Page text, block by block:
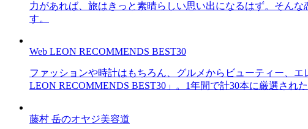
力があれば、旅はきっと素晴らしい思い出になるはず。そん
す。
Web LEON RECOMMENDS BEST30
ファッションや時計はもちろん、グルメからビューティー、
LEON RECOMMENDS BEST30」。1年間で計30本に厳選され
藤村 岳のオヤジ美容道